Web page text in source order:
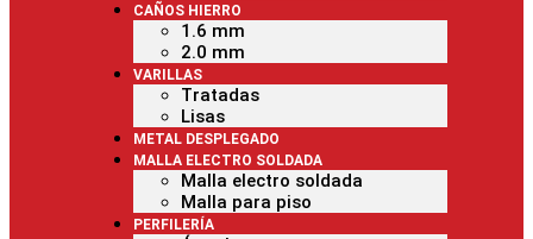
CAÑOS HIERRO
1.6 mm
2.0 mm
VARILLAS
Tratadas
Lisas
METAL DESPLEGADO
MALLA ELECTRO SOLDADA
Malla electro soldada
Malla para piso
PERFILERÍA